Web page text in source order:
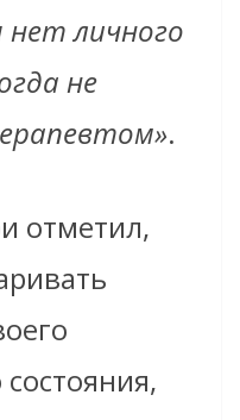
личного
не
.
отметил,